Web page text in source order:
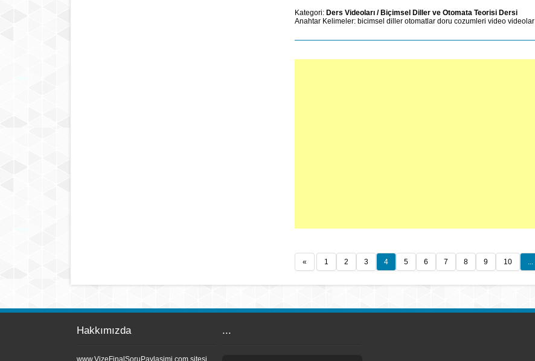
Kategori: Ders Videoları / Biçimsel Diller ve Otomata Teorisi Dersi
Anahtar Kelimeler: bicimsel diller otomatlar doru cozumleri video videolar
« 1 2 3 4 5 6 7 8 9 10 ...
Hakkımızda ...